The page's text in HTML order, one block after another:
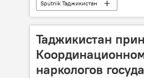
Sputnik Таджикистан
Таджикистан
наркологов